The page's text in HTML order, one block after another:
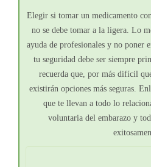
Elegir si tomar un medicamento
no se debe tomar a la ligera. Lo
ayuda de profesionales y no poner
tu seguridad debe ser siempre
recuerda que, por más difícil
existirán opciones más seguras.
que te llevan a todo lo
voluntaria del embarazo y